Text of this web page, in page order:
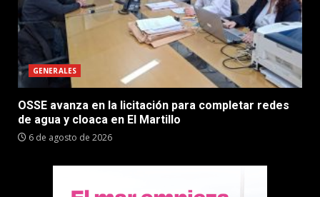
GENERALES
OSSE avanza en la licitación para completar redes
de agua y cloaca en El Martillo
6 de agosto de 2026